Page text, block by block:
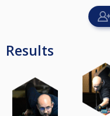
Results